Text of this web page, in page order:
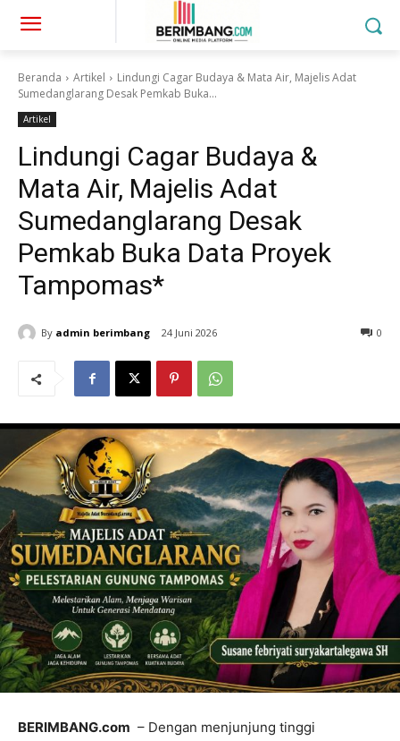
Beranda Artikel
Lindungi Cagar Budaya & Mata Air, Majelis Adat
Sumedanglarang Desak Pemkab Buka...
Artikel
Lindungi Cagar Budaya &
Mata Air, Majelis Adat
Sumedanglarang Desak
Pemkab Buka Data Proyek
Tampomas*
By admin berimbang 24 Juni 2026 0
BERIMBANG.com – Dengan menjunjung tinggi